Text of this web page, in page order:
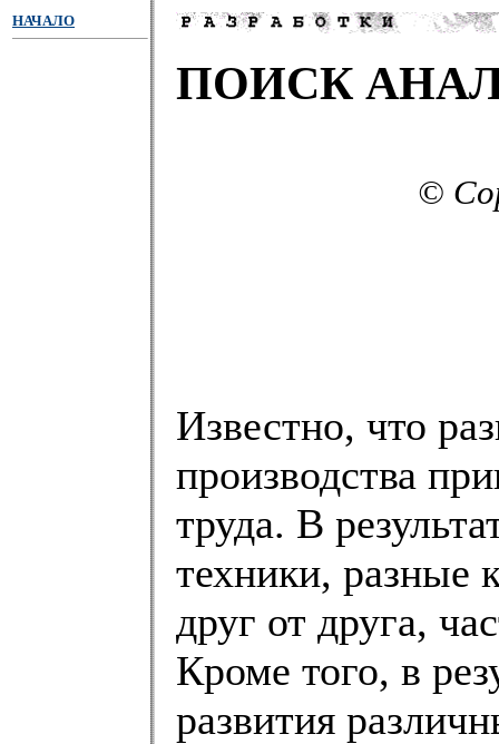
НАЧАЛО
ПОИСК
©
Известно, что
производства
труда. В
техники, разные
друг от друга,
Кроме того, в
развития